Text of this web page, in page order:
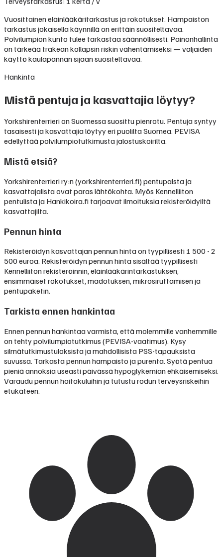
Vuosittainen eläinlääkäritarkastus ja rokotukset. Hampaiston
tarkastus jokaisella käynnillä on erittäin suositeltavaa.
Polvilumpion kunto tulee tarkastaa säännöllisesti. Painonhallinta
on tärkeää trakean kollapsin riskin vähentämiseksi — valjaiden
käyttö kaulapannan sijaan suositeltavaa.
Hankinta
Mistä pentuja ja kasvattajia löytyy?
Yorkshirenterrieri on Suomessa suosittu pienrotu. Pentuja syntyy
tasaisesti ja kasvattajia löytyy eri puolilta Suomea. PEVISA
edellyttää polvilumpiotutkimusta jalostuskoirilta.
Mistä etsiä?
Yorkshirenterrieri ry:n (yorkshirenterrieri.fi) pentupalsta ja
kasvattajalista ovat paras lähtökohta. Myös Kennelliiton
pentulista ja Hankikoira.fi tarjoavat ilmoituksia rekisteröidyiltä
kasvattajilta.
Pennun hinta
Rekisteröidyn kasvattajan pennun hinta on tyypillisesti 1 500 - 2
500 euroa. Rekisteröidyn pennun hinta sisältää tyypillisesti
Kennelliiton rekisteröinnin, eläinlääkärintarkastuksen,
ensimmäiset rokotukset, madotuksen, mikrosiruttamisen ja
pentupaketin.
Tarkista ennen hankintaa
Ennen pennun hankintaa varmista, että molemmille vanhemmille
on tehty polvilumpiotutkimus (PEVISA-vaatimus). Kysy
silmätutkimustuloksista ja mahdollisista PSS-tapauksista
suvussa. Tarkasta pennun hampaisto ja purenta. Syötä pentua
pieniä annoksia useasti päivässä hypoglykemian ehkäisemiseksi.
Varaudu pennun hoitokuluihin ja tutustu rodun terveysriskeihin
etukäteen.